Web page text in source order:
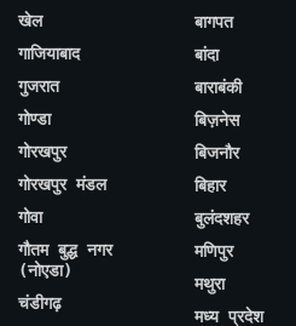
खेल
गाजियाबाद
गुजरात
गोण्डा
गोरखपुर
गोरखपुर मंडल
गोवा
गौतम बुद्ध नगर
(नोएडा)
चंडीगढ़
बागपत
बांदा
बाराबंकी
बिज़नेस
बिजनौर
बिहार
बुलंदशहर
मणिपुर
मथुरा
मध्य प्रदेश